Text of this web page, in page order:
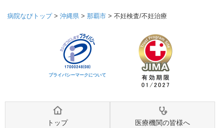
病院なびトップ> 沖縄県 > 那覇市 > 不妊検査/不妊治療
プライバシーマークについて
トップ 医療機関の皆様へ